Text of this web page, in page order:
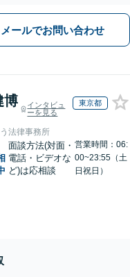
メールでお問い合わせ
博
インタビュ
ーを見る
東京都
法律事務所
面談方法(対面・
電話・ビデオな
ど)は応相談
営業時間：06:
00~23:55（土
日祝日）